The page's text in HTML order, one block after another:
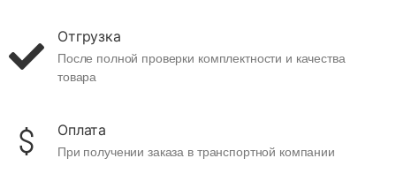
Отгрузка
После полной проверки комплектности и качества
товара
Оплата
При получении заказа в транспортной компании